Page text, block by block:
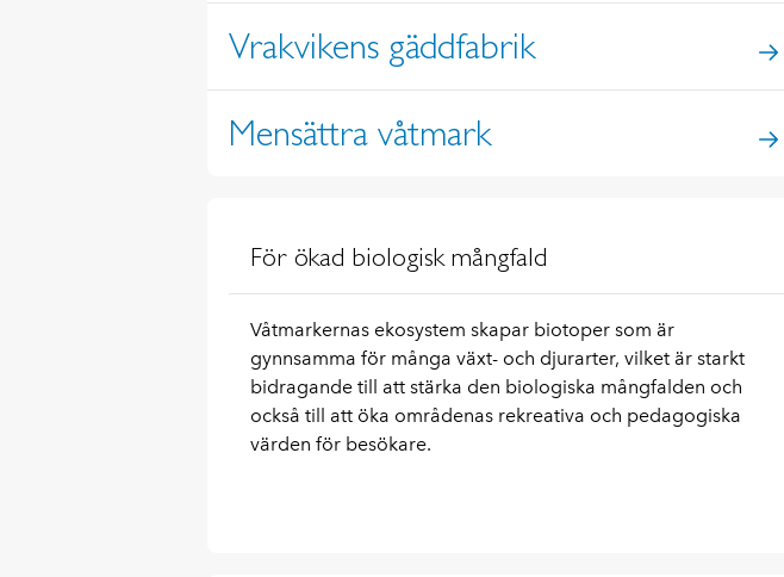
Vrakvikens gäddfabrik
Mensättra våtmark
För ökad biologisk mångfald
Våtmarkernas ekosystem skapar biotoper som är
gynnsamma för många växt- och djurarter, vilket är starkt
bidragande till att stärka den biologiska mångfalden och
också till att öka områdenas rekreativa och pedagogiska
värden för besökare.